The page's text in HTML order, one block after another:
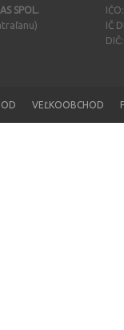
SPOL.
IČ
VEĽKOOBCHOD